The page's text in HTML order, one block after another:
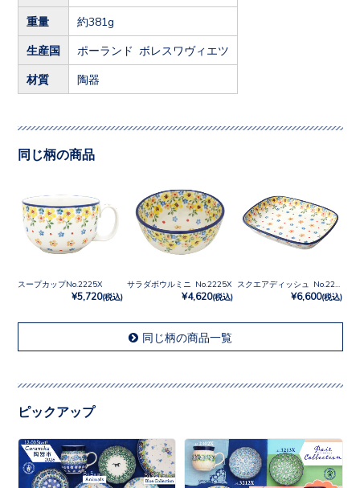
重量 約381g
生産国 ポーランド ボレスワヴィエツ
材質 陶器
同じ柄の商品
スープカップNo.2225X
¥5,720(税込)
サラダボウルミニ No.2225X
¥4,620(税込) ¥6,600(税込)
同じ柄の商品一覧
ピックアップ